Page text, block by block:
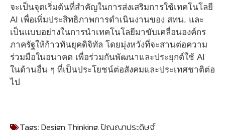
จะเป็นจุดเริ่มต้นที่สำคัญในการส่งเสริมการใช้เทคโนโลยี
AI เพื่อเพิ่มประสิทธิภาพการดำเนินงานของ สทน. และ
เป็นแบบอย่างในการนำเทคโนโลยีมาขับเคลื่อนองค์กร
ภาครัฐให้ก้าวทันยุคดิจิทัล โดยมุ่งหวังที่จะสานต่อความ
ร่วมมือในอนาคต เพื่อร่วมกันพัฒนาและประยุกต์ใช้ AI
ในด้านอื่น ๆ ที่เป็นประโยชน์ต่อสังคมและประเทศชาติต่อ
ไป
Tags:Design Thinking,ปัญญาประดิษฐ์